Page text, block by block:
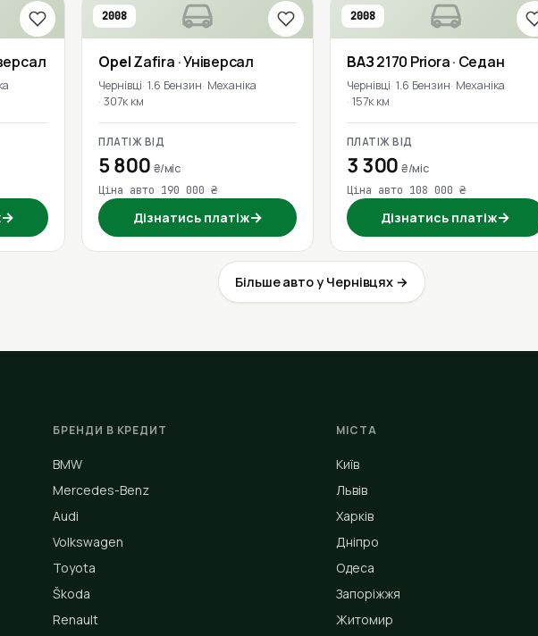
→
2008
OpelZafira · Універсал
Чернівці 1.6 Бензин Механіка
307к км
ПЛАТІЖ ВІД
5 800 ₴/міс
Ціна авто 190 000 ₴
Дізнатись платіж→
2008
ВАЗ2170 Priora· Седан
Чернівці 1.6 Бензин Механіка
157к км
ПЛАТІЖ ВІД
3 300₴/міс
Ціна авто 108 000 ₴
Дізнатись платіж→
Більше авто у Чернівцях →
БРЕНДИ В КРЕДИТ
BMW
Mercedes-Benz
Audi
Volkswagen
Toyota
Škoda
Renault
МІСТА
Київ
Львів
Харків
Дніпро
Одеса
Запоріжжя
Житомир